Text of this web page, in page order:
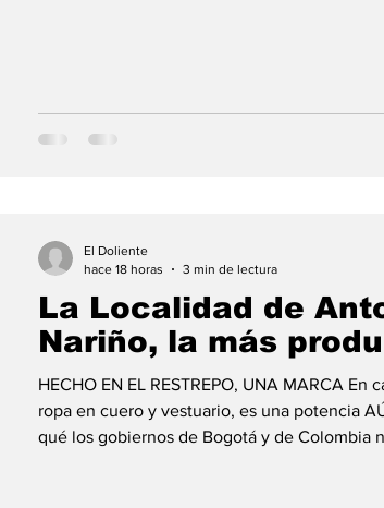
fabricación de tacones en cuero y construyó
La Localidad de
Nariño, la más
HECHO EN EL RESTREPO, UNA MARCA En
ropa en cuero y vestuario, es una potencia
qué los gobiernos de Bogotá y de Colombia
El Doliente
hace 18 horas
3 min de lectura